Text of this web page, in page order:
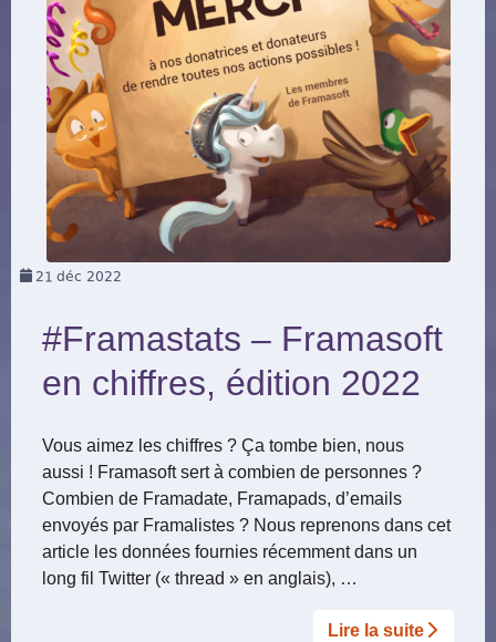
21 déc 2022
#Framastats – Framasoft
en chiffres, édition 2022
Vous aimez les chiffres ? Ça tombe bien, nous
aussi ! Framasoft sert à combien de personnes ?
Combien de Framadate, Framapads, d’emails
envoyés par Framalistes ? Nous reprenons dans cet
article les données fournies récemment dans un
long fil Twitter (« thread » en anglais), …
Lire la suite­­